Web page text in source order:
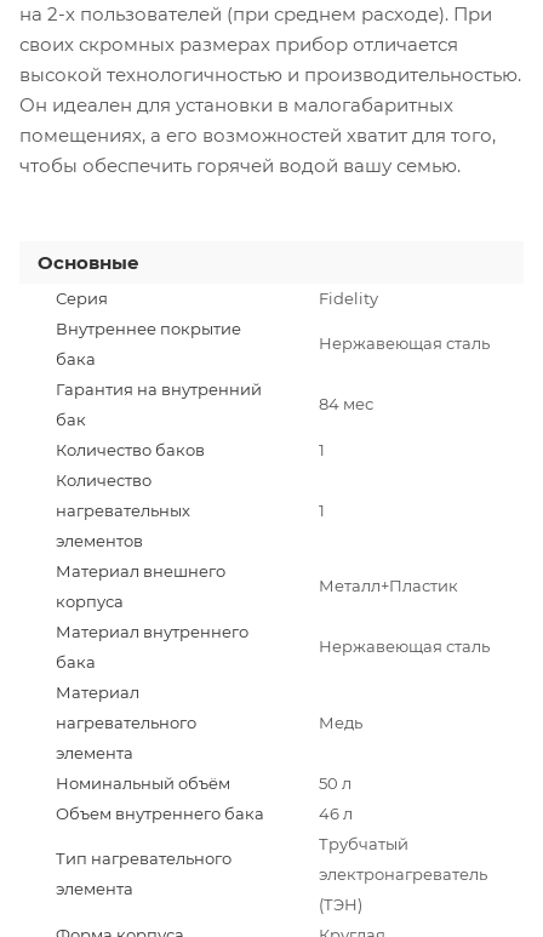
на 2-х пользователей (при среднем расходе). При
своих скромных размерах прибор отличается
высокой технологичностью и производительностью.
Он идеален для установки в малогабаритных
помещениях, а его возможностей хватит для того,
чтобы обеспечить горячей водой вашу семью.
Основные
Серия
Fidelity
Внутреннее покрытие
бака
Нержавеющая сталь
Гарантия на внутренний
бак
84 мес
Количество баков
1
Количество
нагревательных
элементов
1
Материал внешнего
корпуса
Металл+Пластик
Материал внутреннего
бака
Нержавеющая сталь
Материал
нагревательного
элемента
Медь
Номинальный объём
50 л
Объем внутреннего бака
46 л
Тип нагревательного
элемента
Трубчатый
электронагреватель
(ТЭН)